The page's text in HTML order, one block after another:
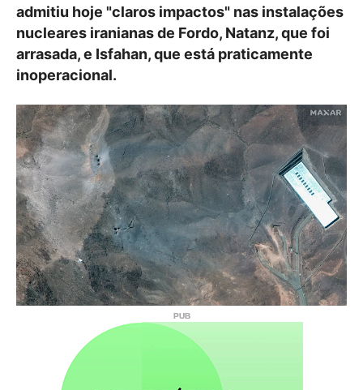
admitiu hoje "claros impactos" nas instalações
nucleares iranianas de Fordo, Natanz, que foi
arrasada, e Isfahan, que está praticamente
inoperacional.